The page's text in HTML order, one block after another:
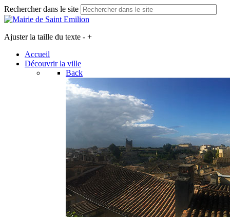
Rechercher dans le site
Ajuster la taille du texte - +
Accueil
Découvrir la ville
Back